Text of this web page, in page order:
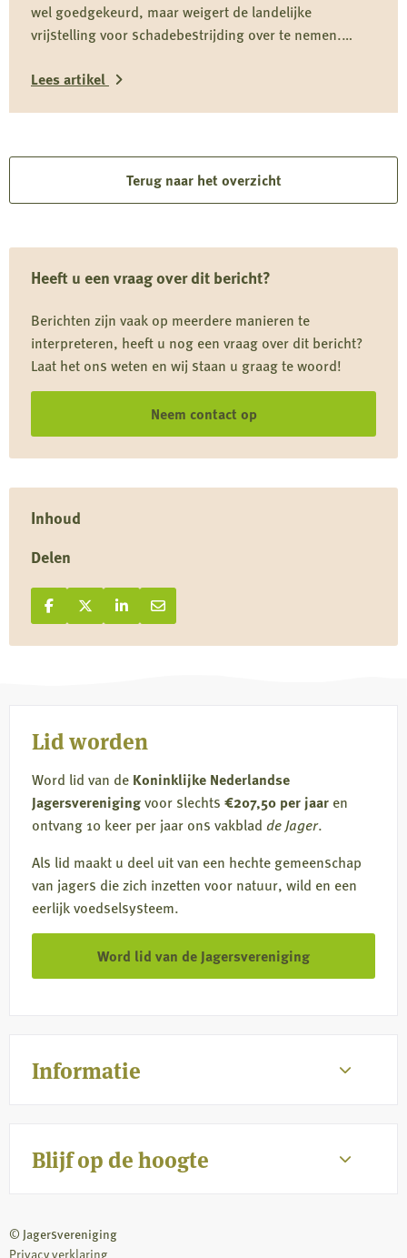
Heeft u een vraag over dit bericht?
Berichten zijn vaak op meerdere manieren te
interpreteren, heeft u nog een vraag over dit bericht?
Laat het ons weten en wij staan u graag te woord!
Neem contact op
Inhoud
Delen
Deel op Facebook
Deel
op
Deel op X
Deel
op
Deel op LinkedIn
Deel
op
Deel via e-mail
Deel
via
wel goedgekeurd, maar weigert de landelijke
vrijstelling voor schadebestrijding over te nemen.
juist in een cruciale periode voor weidevogels zoals de
Lees artikel
Provincie
blokkeert
predatiebeheer
negeert
Europese
Terug naar het overzicht
Informatie
Lid worden
Word lid van de Koninklijke Nederlandse
Jagersverenigingvoor slechts €207,50 per jaar en
ontvang 10 keer per jaar ons vakblad de Jager.
Als lid maakt u deel uit van een hechte gemeenschap
van jagers die zich inzetten voor natuur, wild en een
eerlijk voedselsysteem.
Word lid van de Jagersvereniging
Blijf op de hoogte
© Jagersvereniging
Privacy verklaring